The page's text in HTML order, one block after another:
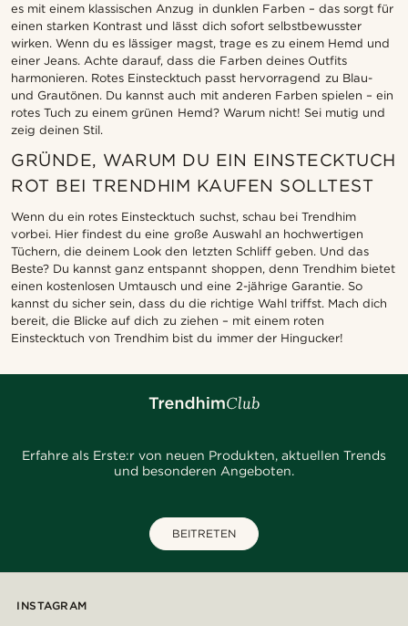
es mit einem klassischen Anzug in dunklen Farben – das sorgt für
einen starken Kontrast und lässt dich sofort selbstbewusster
wirken. Wenn du es lässiger magst, trage es zu einem Hemd und
einer Jeans. Achte darauf, dass die Farben deines Outfits
harmonieren. Rotes Einstecktuch passt hervorragend zu Blau-
und Grautönen. Du kannst auch mit anderen Farben spielen – ein
rotes Tuch zu einem grünen Hemd? Warum nicht! Sei mutig und
zeig deinen Stil.
GRÜNDE, WARUM DU EIN EINSTECKTUCH
ROT BEI TRENDHIM KAUFEN SOLLTEST
Wenn du ein rotes Einstecktuch suchst, schau bei Trendhim
vorbei. Hier findest du eine große Auswahl an hochwertigen
Tüchern, die deinem Look den letzten Schliff geben. Und das
Beste? Du kannst ganz entspannt shoppen, denn Trendhim bietet
einen kostenlosen Umtausch und eine 2-jährige Garantie. So
kannst du sicher sein, dass du die richtige Wahl triffst. Mach dich
bereit, die Blicke auf dich zu ziehen – mit einem roten
Einstecktuch von Trendhim bist du immer der Hingucker!
Erfahre als Erste:r von neuen Produkten, aktuellen Trends
und besonderen Angeboten.
BEITRETEN
INSTAGRAM